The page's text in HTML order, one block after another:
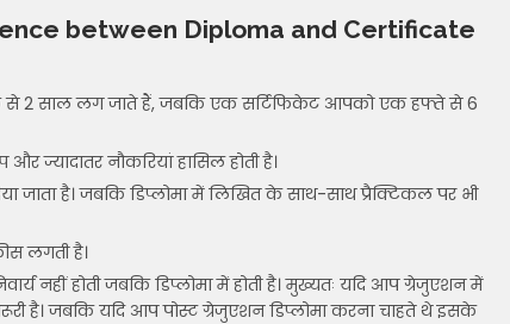
between Diploma and Certificate
से 2 साल लग जाते हैं, जबकि एक सर्टिफिकेट आपको एक हफ्ते से 6
ज्यादातर नौकरियां हासिल होती है।
जाता है। जबकि डिप्लोमा में लिखित के साथ-साथ प्रैक्टिकल पर भी
लगती है।
नहीं होती जबकि डिप्लोमा में होती है। मुख्यतः यदि आप ग्रेजुएशन में
है। जबकि यदि आप पोस्ट ग्रेजुएशन डिप्लोमा करना चाहते थे इसके